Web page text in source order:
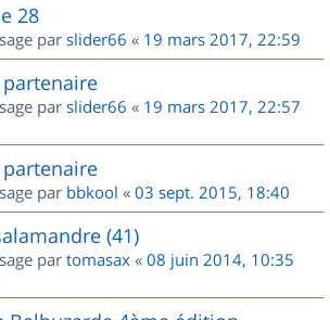
28
par slider66 « 19 mars 2017, 22:59
par slider66 « 19 mars 2017, 22:57
par bbkool « 03 sept. 2015, 18:40
(41)
par tomasax « 08 juin 2014, 10:35